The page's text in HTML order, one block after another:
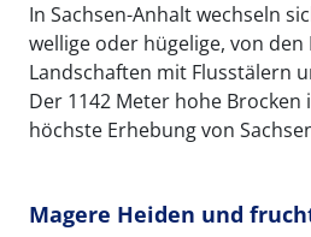
In Sachsen-Anhalt wechseln
wellige oder hügelige, von
Landschaften mit Flusstälern
Der 1142 Meter hohe Brocken
höchste Erhebung von
Magere Heiden und